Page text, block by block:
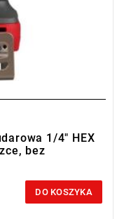
1/4" HEX
bez
DO KOSZYKA